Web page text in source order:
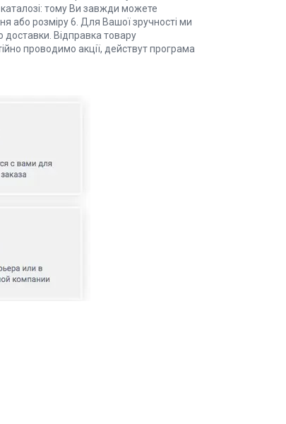
тому Ви завжди можете
або розміру 6. Для Вашої зручності ми
Відправка товару
проводимо акції, действут програма